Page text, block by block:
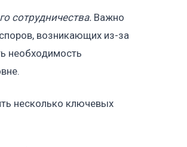
сотрудничества. Важно
возникающих из-за
необходимость
несколько ключевых